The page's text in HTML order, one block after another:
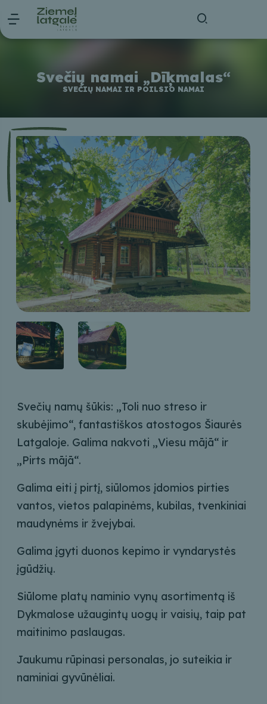
Svečių namai „Dīķmalas“
SVEČIŲ NAMAI IR POILSIO NAMAI
Svečių namų šūkis: „Toli nuo streso ir
skubėjimo“, fantastiškos atostogos Šiaurės
Latgaloje. Galima nakvoti „Viesu mājā“ ir
„Pirts mājā“.
Galima eiti į pirtį, siūlomos įdomios pirties
vantos, vietos palapinėms, kubilas, tvenkiniai
maudynėms ir žvejybai.
Galima įgyti duonos kepimo ir vyndarystės
įgūdžių.
Siūlome platų naminio vynų asortimentą iš
Dykmalose užaugintų uogų ir vaisių, taip pat
maitinimo paslaugas.
Jaukumu rūpinasi personalas, jo suteikia ir
naminiai gyvūnėliai.